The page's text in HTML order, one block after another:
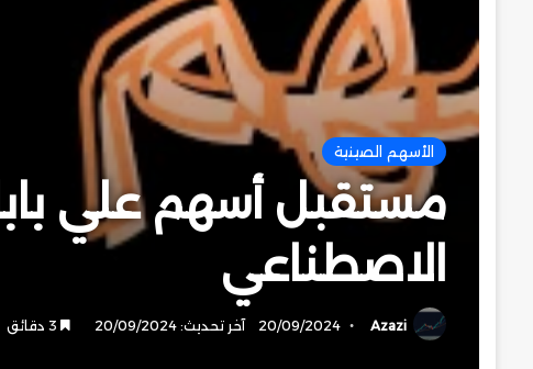
الأسهم الصينية
الاصطناعي
Azazi
20/09/2024 آخر تحديث: 20/09/2024 3 دقائق